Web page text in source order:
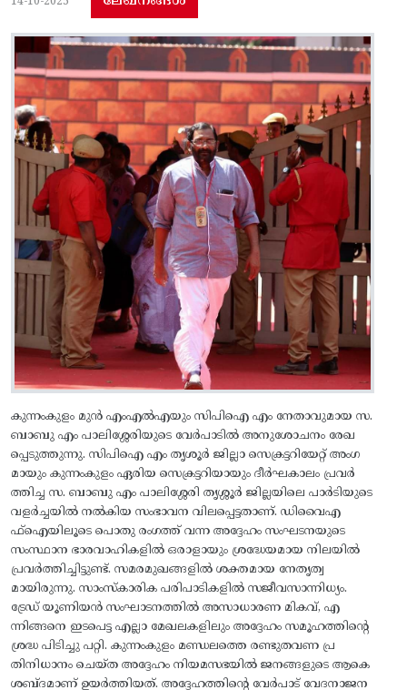
കുന്നംകുളം മുൻ എംഎൽഎയും സിപിഐ എം നേതാവുമായ സ.
ബാബു എം പാലിശ്ശേരിയുടെ വേർപാടിൽ അനുശോചനം രേഖ
പ്പെടുത്തുന്നു. സിപിഐ എം തൃശൂർ ജില്ലാ സെക്രട്ടറിയേറ്റ് അംഗ
മായും കുന്നംകുളം ഏരിയ സെക്രട്ടറിയായും ദീർഘകാലം പ്രവർ
ത്തിച്ച സ. ബാബു എം പാലിശ്ശേരി തൃശ്ശൂർ ജില്ലയിലെ പാർടിയുടെ
വളർച്ചയിൽ നൽകിയ സംഭാവന വിലപ്പെട്ടതാണ്. ഡിവൈഎ
ഫ്ഐയിലൂടെ പൊതു രംഗത്ത് വന്ന അദ്ദേഹം സംഘടനയുടെ
സംസ്ഥാന ഭാരവാഹികളിൽ ഒരാളായും ശ്രദ്ധേയമായ നിലയിൽ
പ്രവർത്തിച്ചിട്ടുണ്ട്. സമരമുഖങ്ങളിൽ ശക്തമായ നേതൃത്വ
മായിരുന്നു. സാംസ്കാരിക പരിപാടികളിൽ സജീവസാന്നിധ്യം.
ട്രേഡ് യൂണിയൻ സംഘാടനത്തിൽ അസാധാരണ മികവ്, എ
ന്നിങ്ങനെ ഇടപെട്ട എല്ലാ മേഖലകളിലും അദ്ദേഹം സമൂഹത്തിൻ്റെ
ശ്രദ്ധ പിടിച്ചു പറ്റി. കുന്നംകുളം മണ്ഡലത്തെ രണ്ടുതവണ പ്ര
തിനിധാനം ചെയ്ത അദ്ദേഹം നിയമസഭയിൽ ജനങ്ങളുടെ ആകെ
ശബ്ദമാണ് ഉയർത്തിയത്. അദ്ദേഹത്തിൻ്റെ വേർപാട് വേദനാജന